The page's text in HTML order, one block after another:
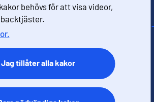
behövs för att visa videor,
Jag tillåter alla kakor